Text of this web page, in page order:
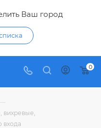
Ваш город
0
вихревые,
входа